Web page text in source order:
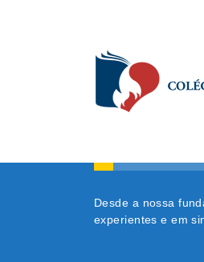
Desde a nossa
experientes e em